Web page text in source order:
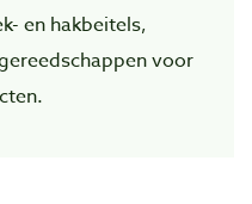
en hakbeitels,
voor